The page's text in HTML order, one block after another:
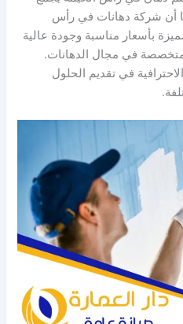
كما أن شركة دهانات في رأس
بأسعار مناسبة وجودة عالية
في مجال الدهانات.
في تقديم الحلول